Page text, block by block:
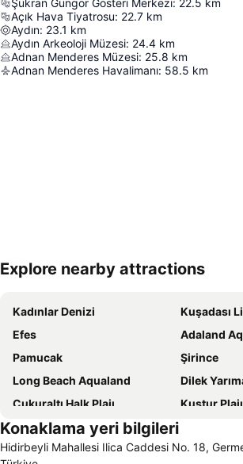
Şükran Güngör Gösteri Merkezi: 22.5 km
Açık Hava Tiyatrosu: 22.7 km
Aydın: 23.1 km
Aydın Arkeoloji Müzesi: 24.4 km
Adnan Menderes Müzesi: 25.8 km
Adnan Menderes Havalimanı: 58.5 km
Haritayı genişlet
Explore nearby attractions
Kadınlar Denizi
Kuşadası
Efes
Adaland
Pamucak
Şirince
Long Beach Aqualand
Dilek
Çukuraltı Halk Plajı
Kuştur Plajı
Efes Müzesi
Kuşadası Limanı
Setur
Konaklama yeri bilgileri
Hidirbeyli Mahallesi Ilica Caddesi No. 18,